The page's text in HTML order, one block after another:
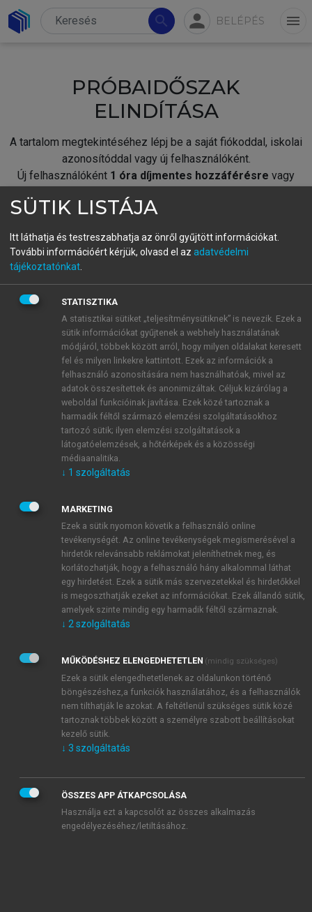
search person BELÉPÉS menu
PRÓBAIDŐSZAK
ELINDÍTÁSA
A tartalom megtekintéséhez lépj be a saját fiókoddal, iskolai
azonosítóddal vagy új felhasználóként.
Új felhasználóként 1 óra díjmentes hozzáférésre vagy
fiókoddal,vagy hozz létre új fiókot.
A regisztráció után apróbaidőszakautomatikusan
BELÉPÉS SAJÁT FIÓKKAL
ÚJ FIÓK LÉTREHOZÁSA
1 óra díjmentes hozzáférés
E-MAIL-CÍM
JELSZÓ
JELSZÓ ÚJRA
Kérek értesítést a MeRSZ újdonságairól, akcióiról.
Kérek értesítést az Akadémiai Kiadó Zrt. újdonságairól,
Adatkezelési tájékoztatóbanfoglaltakat tudomásul
veszem és elfogadom.
Általános vásárlási feltételeket, valamint a szotar.netés a
mersz.huoldalak licencszerződéseiben foglaltakat
tudomásul veszem és elfogadom.
KIPRÓBÁLOM
SÜTIK LISTÁJA
Itt láthatja és testreszabhatja az önről gyűjtött információkat.
További információért kérjük, olvasd el az adatvédelmi
tájékoztatónkat
STATISZTIKA
A statisztikai sütiket „teljesítménysütiknek” is nevezik. Ezek a
sütik információkat gyűjtenek a webhely használatának
módjáról, többek között arról, hogy milyen oldalakat keresett
fel és milyen linkekre kattintott. Ezek az információk a
felhasználó azonosítására nem használhatóak, mivel az
adatok összesítettek és anonimizáltak. Céljuk kizárólag a
weboldal funkcióinak javítása. Ezek közé tartoznak a
harmadik féltől származó elemzési szolgáltatásokhoz
tartozó sütik; ilyen elemzési szolgáltatások a
látogatóelemzések, a hőtérképek és a közösségi
médiaanalitika.
↓ 1 szolgáltatás
MARKETING
Ezek a sütik nyomon követik a felhasználó online
tevékenységét. Az online tevékenységek megismerésével a
hirdetők relevánsabb reklámokat jeleníthetnek meg, és
korlátozhatják, hogy a felhasználó hány alkalommal láthat
egy hirdetést. Ezek a sütik más szervezetekkel és hirdetőkkel
is megoszthatják ezeket az információkat. Ezek állandó sütik,
amelyek szinte mindig egy harmadik féltől származnak.
↓ 2 szolgáltatás
MŰKÖDÉSHEZ ELENGEDHETETLEN (mindig szükséges)
Ezek a sütik elengedhetetlenek az oldalunkon történő
böngészéshez,a funkciók használatához, és a felhasználók
nem tilthatják le azokat. A feltétlenül szükséges sütik közé
tartoznak többek között a személyre szabott beállításokat
kezelő sütik.
↓ 3 szolgáltatás
ÖSSZES APP ÁTKAPCSOLÁSA
Használja ezt a kapcsolót az összes alkalmazás
engedélyezéséhez/letiltásához.